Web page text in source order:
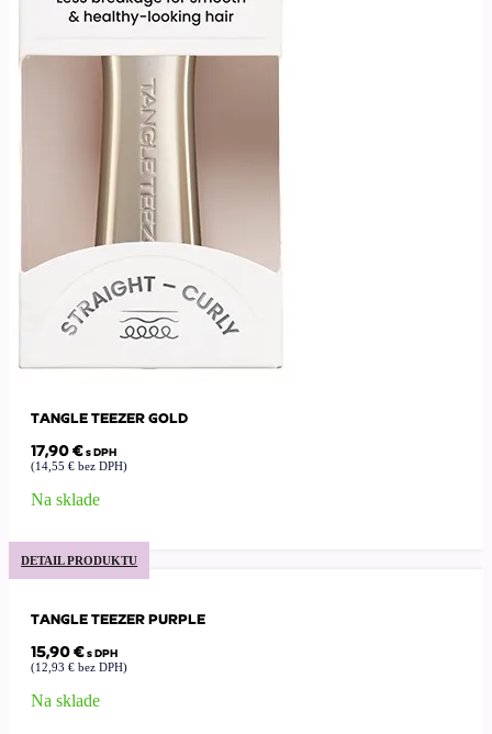
TANGLE TEEZER GOLD
17,90€s DPH
(14,55 € bez DPH)
Na sklade
DETAIL PRODUKTU
TANGLE TEEZER PURPLE
15,90€s DPH
(12,93 € bez DPH)
Na sklade